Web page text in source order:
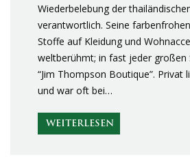
Wiederbelebung der
verantwortlich. Seine
Stoffe auf Kleidung und
weltberühmt; in fast jeder großen
“Jim Thompson Boutique”. Privat
und war oft bei…
WEITERLESEN